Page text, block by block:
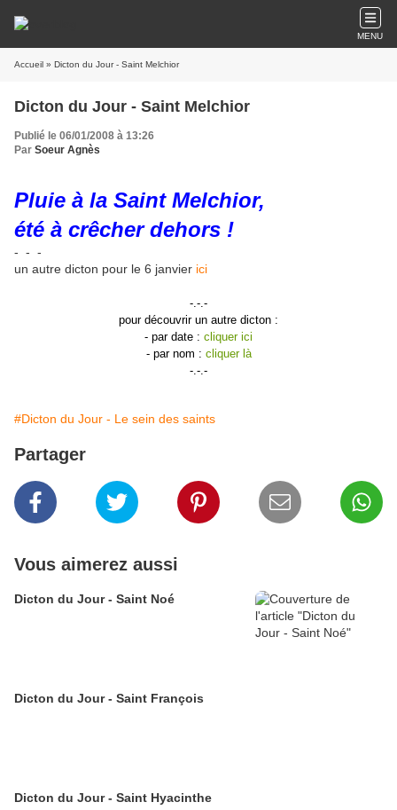
MENU
Accueil » Dicton du Jour - Saint Melchior
Dicton du Jour - Saint Melchior
Publié le 06/01/2008 à 13:26
Par Soeur Agnès
Pluie à la Saint Melchior,
été à crêcher dehors !
- - -
un autre dicton pour le 6 janvier ici
-.-.-
pour découvrir un autre dicton :
- par date : cliquer ici
- par nom : cliquer là
-.-.-
#Dicton du Jour - Le sein des saints
Partager
Vous aimerez aussi
Dicton du Jour - Saint Noé
Dicton du Jour - Saint François
Dicton du Jour - Saint Hyacinthe